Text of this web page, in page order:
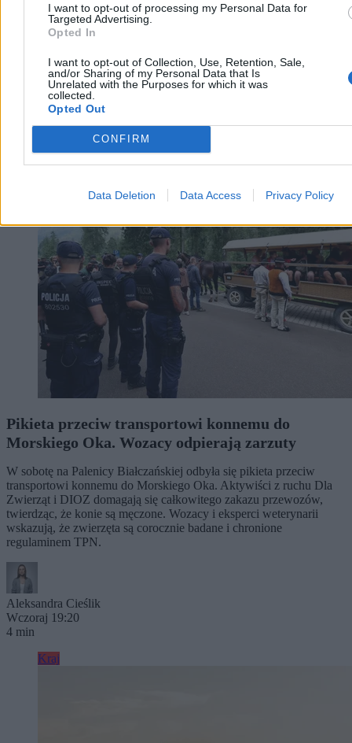
I want to opt-out of processing my Personal Data for
Targeted Advertising.
Opted In
I want to opt-out of Collection, Use, Retention, Sale,
and/or Sharing of my Personal Data that Is
Unrelated with the Purposes for which it was
collected.
Opted Out
CONFIRM
Data Deletion Data Access Privacy Policy
Pikieta przeciw transportowi konnemu do
Morskiego Oka. Wozacy odpierają zarzuty
W sobotę na Palenicy Białczańskiej odbyła się pikieta przeciw
transportowi konnemu do Morskiego Oka. Aktywiści z ruchu Dla
Zwierząt i DIOZ domagają się całkowitego zakazu przewozów,
twierdząc, że konie są męczone. Wozacy i eksperci weterynarii
wskazują, że zwierzęta są corocznie badane i chronione
regulaminem TPN.
Aleksandra Cieślik
Wczoraj 19:20
4 min
Kraj